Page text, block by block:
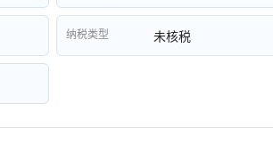
纳税类型 未核税